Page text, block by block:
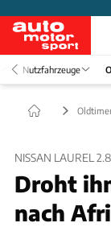
Nutzfahrzeuge
NISSAN LAUREL
Droht
nach